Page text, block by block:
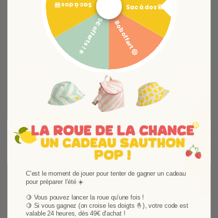
Vous aimerez aussi
Sac à dos 🎒
Bob offert 🤠
5€ offerts ! ☀️
Sac à dos 🎒
C'est le moment de jouer pour tenter de gagner un cadeau
pour préparer l'été ☀️
🍋 Vous pouvez lancer la roue qu'une fois !
🍋 Si vous gagnez (on croise les doigts 🤞), votre code est
valable 24 heures, dès 49€ d'achat !